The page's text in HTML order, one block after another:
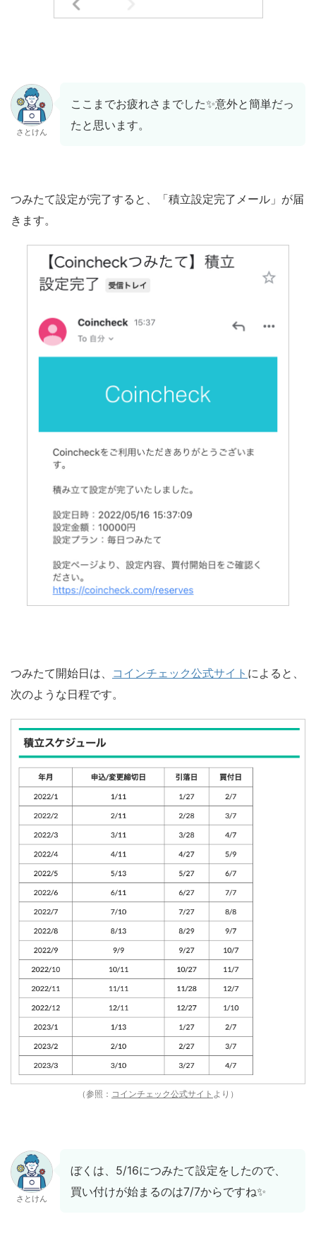
さとけん
ここまでお疲れさまでした✨意外と簡単だっ
たと思います。
つみたて設定が完了すると、「積立設定完了メール」が届
きます。
つみたて開始日は、 コインチェック公式サイト によると、
次のような日程です。
（参照： コインチェック公式サイト より）
さとけん
ぼくは、5/16につみたて設定をしたので、
買い付けが始まるのは7/7からですね✨